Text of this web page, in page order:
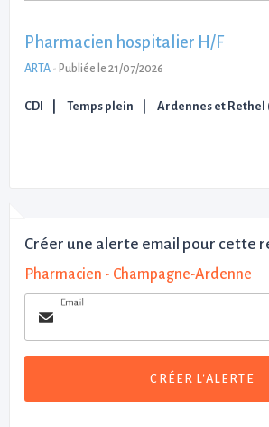
Pharmacien hospitalier H/F
ARTA - Publiée le 21/07/2026
CDI Temps plein Ardennes et Rethel
Créer une alerte email pour cette
Pharmacien - Champagne-Ardenne
Email
CRÉER L'ALERTE